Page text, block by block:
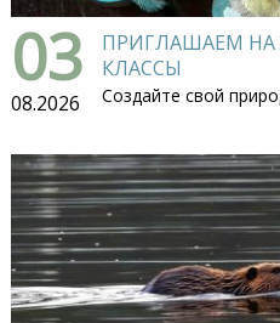
03
08.2026
ПРИГЛАШАЕМ НА
КЛАССЫ
Создайте свой